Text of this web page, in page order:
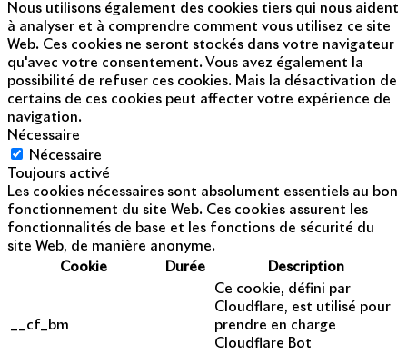
Nous utilisons également des cookies tiers qui nous aident
à analyser et à comprendre comment vous utilisez ce site
Web. Ces cookies ne seront stockés dans votre navigateur
qu'avec votre consentement. Vous avez également la
possibilité de refuser ces cookies. Mais la désactivation de
certains de ces cookies peut affecter votre expérience de
navigation.
Nécessaire
Nécessaire
Toujours activé
Les cookies nécessaires sont absolument essentiels au bon
fonctionnement du site Web. Ces cookies assurent les
fonctionnalités de base et les fonctions de sécurité du
site Web, de manière anonyme.
Cookie
Durée Description
__cf_bm
Ce cookie, défini par
Cloudflare, est utilisé pour
prendre en charge
Cloudflare Bot